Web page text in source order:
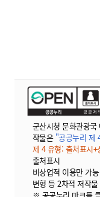
군산시청 문화관광
작물은 "공공누리 제
제 4 유형: 출처표시+
출처표시
비상업적 이용만 가능
변형 등 2차적 저작